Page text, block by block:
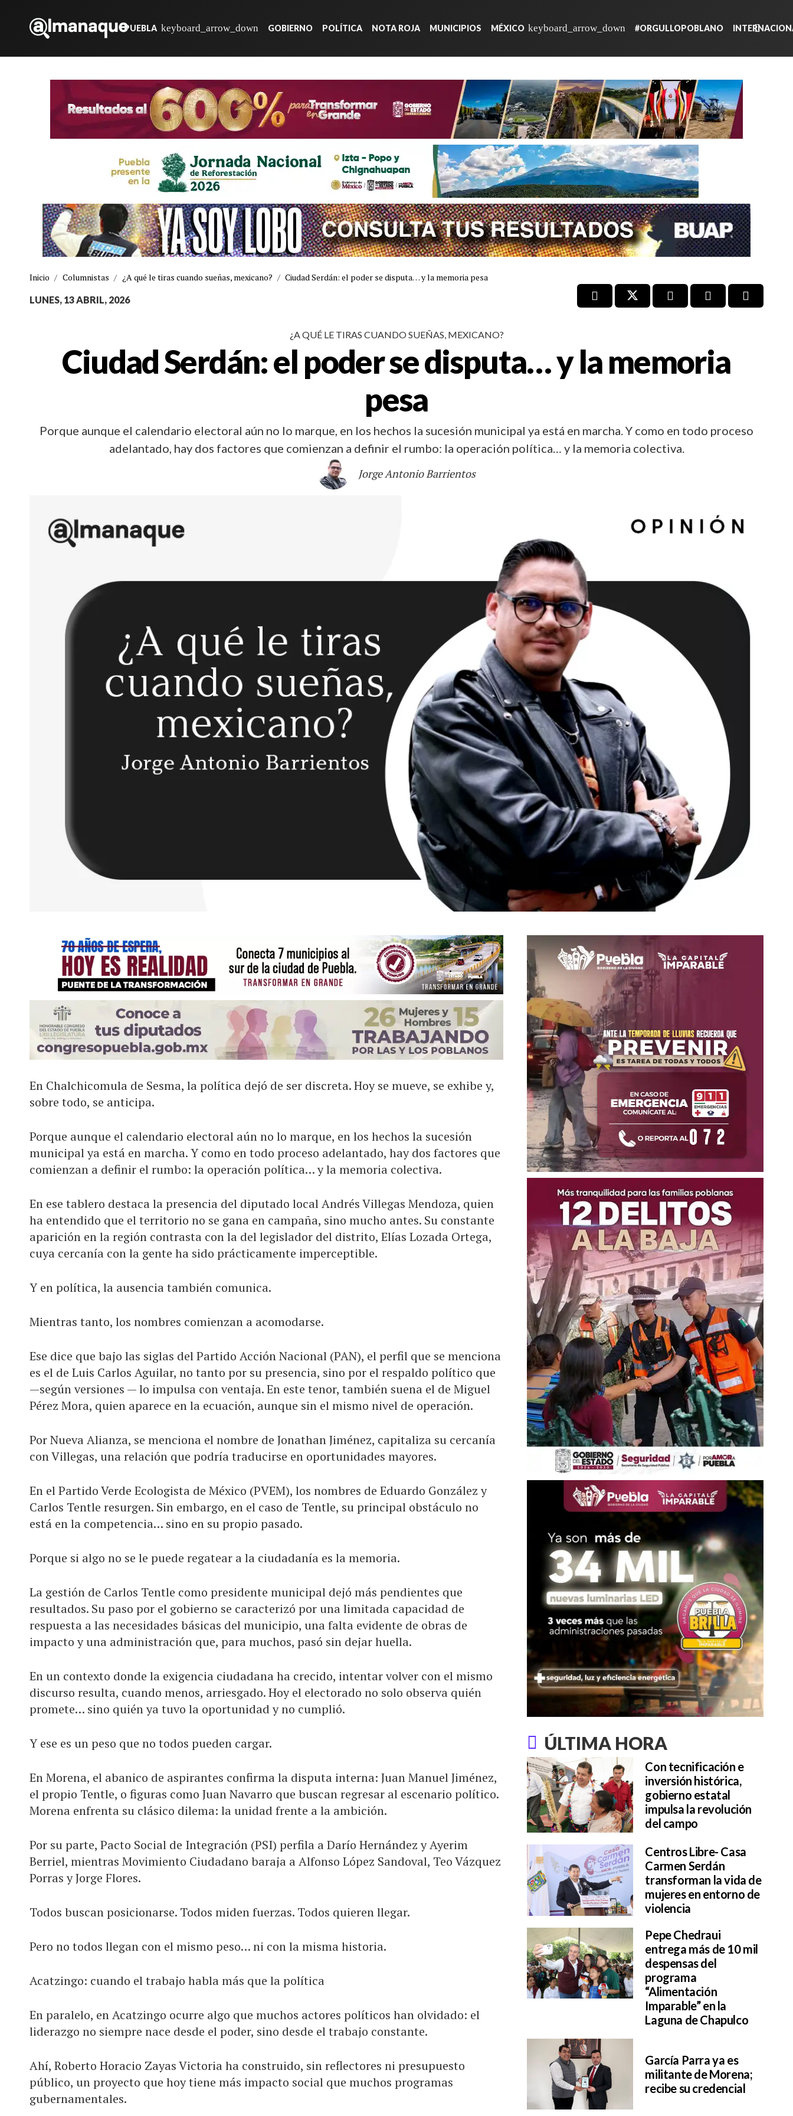
PUEBLA GOBIERNO POLÍTICA NOTA ROJA MUNICIPIOS MÉXICO #ORGULLOPOBLANO
Inicio / Columnistas / ¿A qué le tiras cuando sueñas, mexicano? / Ciudad Serdán: el poder se disputa… y la memoria pesa
LUNES, 13 ABRIL, 2026
¿A QUÉ LE TIRAS CUANDO SUEÑAS, MEXICANO?
Ciudad Serdán: el poder se disputa… y la memoria
pesa
Porque aunque el calendario electoral aún no lo marque, en los hechos la sucesión municipal ya está en marcha. Y como en todo proceso
adelantado, hay dos factores que comienzan a definir el rumbo: la operación política… y la memoria colectiva.
Jorge Antonio Barrientos
En Chalchicomula de Sesma, la política dejó de ser discreta. Hoy se mueve, se exhibe y,
sobre todo, se anticipa.
Porque aunque el calendario electoral aún no lo marque, en los hechos la sucesión
municipal ya está en marcha. Y como en todo proceso adelantado, hay dos factores que
comienzan a definir el rumbo: la operación política… y la memoria colectiva.
En ese tablero destaca la presencia del diputado local Andrés Villegas Mendoza, quien
ha entendido que el territorio no se gana en campaña, sino mucho antes. Su constante
aparición en la región contrasta con la del legislador del distrito, Elías Lozada Ortega,
cuya cercanía con la gente ha sido prácticamente imperceptible.
Y en política, la ausencia también comunica.
Mientras tanto, los nombres comienzan a acomodarse.
Ese dice que bajo las siglas del Partido Acción Nacional (PAN), el perfil que se menciona
es el de Luis Carlos Aguilar, no tanto por su presencia, sino por el respaldo político que
—según versiones — lo impulsa con ventaja. En este tenor, también suena el de Miguel
Pérez Mora, quien aparece en la ecuación, aunque sin el mismo nivel de operación.
Por Nueva Alianza, se menciona el nombre de Jonathan Jiménez, capitaliza su cercanía
con Villegas, una relación que podría traducirse en oportunidades mayores.
En el Partido Verde Ecologista de México (PVEM), los nombres de Eduardo González y
Carlos Tentle resurgen. Sin embargo, en el caso de Tentle, su principal obstáculo no
está en la competencia… sino en su propio pasado.
Porque si algo no se le puede regatear a la ciudadanía es la memoria.
La gestión de Carlos Tentle como presidente municipal dejó más pendientes que
resultados. Su paso por el gobierno se caracterizó por una limitada capacidad de
respuesta a las necesidades básicas del municipio, una falta evidente de obras de
impacto y una administración que, para muchos, pasó sin dejar huella.
En un contexto donde la exigencia ciudadana ha crecido, intentar volver con el mismo
discurso resulta, cuando menos, arriesgado. Hoy el electorado no solo observa quién
promete… sino quién ya tuvo la oportunidad y no cumplió.
Y ese es un peso que no todos pueden cargar.
En Morena, el abanico de aspirantes confirma la disputa interna: Juan Manuel Jiménez,
el propio Tentle, o figuras como Juan Navarro que buscan regresar al escenario político.
Morena enfrenta su clásico dilema: la unidad frente a la ambición.
Por su parte, Pacto Social de Integración (PSI) perfila a Darío Hernández y Ayerim
Berriel, mientras Movimiento Ciudadano baraja a Alfonso López Sandoval, Teo Vázquez
Porras y Jorge Flores.
Todos buscan posicionarse. Todos miden fuerzas. Todos quieren llegar.
Pero no todos llegan con el mismo peso… ni con la misma historia.
Acatzingo: cuando el trabajo habla más que la política
En paralelo, en Acatzingo ocurre algo que muchos actores políticos han olvidado: el
liderazgo no siempre nace desde el poder, sino desde el trabajo constante.
Ahí, Roberto Horacio Zayas Victoria ha construido, sin reflectores ni presupuesto
público, un proyecto que hoy tiene más impacto social que muchos programas
gubernamentales.
ÚLTIMA HORA
Con tecnificación e
inversión histórica,
gobierno estatal
impulsa la revolución
del campo
Centros Libre- Casa
Carmen Serdán
transforman la vida de
mujeres en entorno de
violencia
Pepe Chedraui
entrega más de 10 mil
despensas del
programa
“Alimentación
Imparable” en la
Laguna de Chapulco
García Parra ya es
militante de Morena;
recibe su credencial